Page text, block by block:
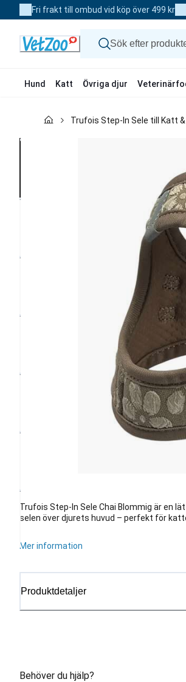
to
Fri frakt till ombud vid köp över 499 kr
Hund Katt Övriga djur
Trufois Step-In Sele till Katt
Trufois Step-In Sele Chai Blommig är en
selen över djurets huvud – perfekt för
Mer information
Produktdetaljer
Behöver du hjälp?